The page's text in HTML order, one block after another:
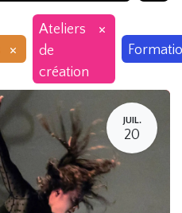
×
Ateliers
de
création
×
JUIL.
20